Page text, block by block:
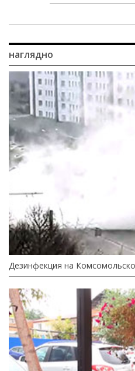
наглядно
Дезинфекция на